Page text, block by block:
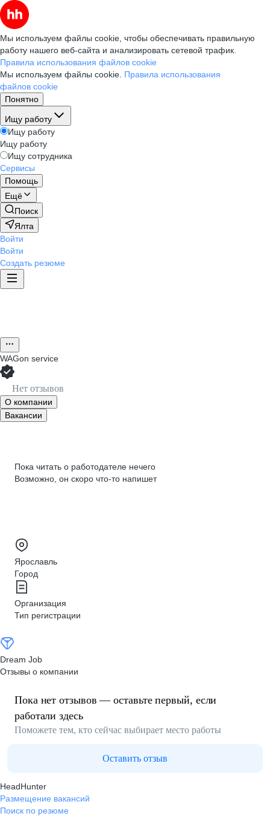
Мы используем файлы cookie, чтобы обеспечивать правильную
работу нашего веб-сайта и анализировать сетевой трафик.
Правила использования файлов cookie
Мы используем файлы cookie. Правила использования
файлов cookie
Понятно
Ищу работу
Ищу работу
Ищу работу
Ищу сотрудника
Сервисы
Помощь
Ещё
Поиск
Ялта
Войти
Войти
Создать резюме
WAGon service
Нет отзывов
О компании
Вакансии
Пока читать о работодателе нечего
Возможно, он скоро что‑то напишет
Ярославль
Город
Организация
Тип регистрации
Dream Job
Отзывы о компании
Пока нет отзывов — оставьте первый, если
работали здесь
Поможете тем, кто сейчас выбирает место работы
Оставить отзыв
HeadHunter
Размещение вакансий
Поиск по резюме